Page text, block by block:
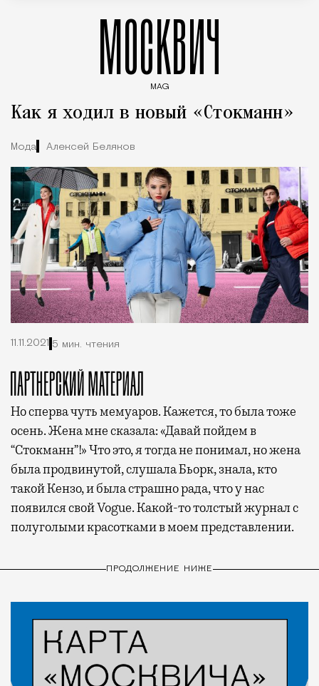
МОСКВИЧ
MAG
Как я ходил в новый «Стокманн»
Мода Алексей Беляков
11.11.2021 5 мин. чтения
Но сперва чуть мемуаров. Кажется, то была тоже
осень. Жена мне сказала: «Давай пойдем в
“Стокманн”!» Что это, я тогда не понимал, но жена
была продвинутой, слушала Бьорк, знала, кто
такой Кензо, и была страшно рада, что у нас
появился свой Vogue. Какой-то толстый журнал с
полуголыми красотками в моем представлении.
ПРОДОЛЖЕНИЕ НИЖЕ